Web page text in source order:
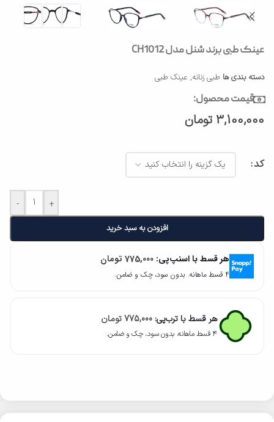
عینک طبی برند شنل مدل CH1012
دسته بندی ها طبی زنانه, عینک طبی
قیمت محصول:
3,100,000 تومان
کد
- +
افزودن به سبد خرید
هر قسط با اسنپ‌پی: 775,000 تومان
۴ قسط ماهانه. بدون سود، چک و ضامن.
هر قسط با ترب‌پی: 775,000تومان
۴ قسط ماهانه. بدون سود، چک و ضامن.